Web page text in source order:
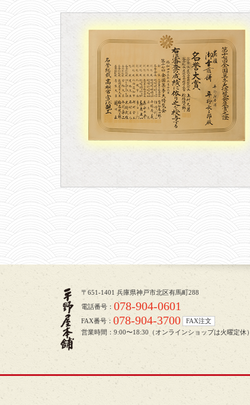
〒651-1401 兵庫県神戸市北区有馬町288
電話番号： 078-904-0601
FAX番号： 078-904-3700
FAX注文
営業時間：9:00〜18:30（オンラインショップは火曜定休）